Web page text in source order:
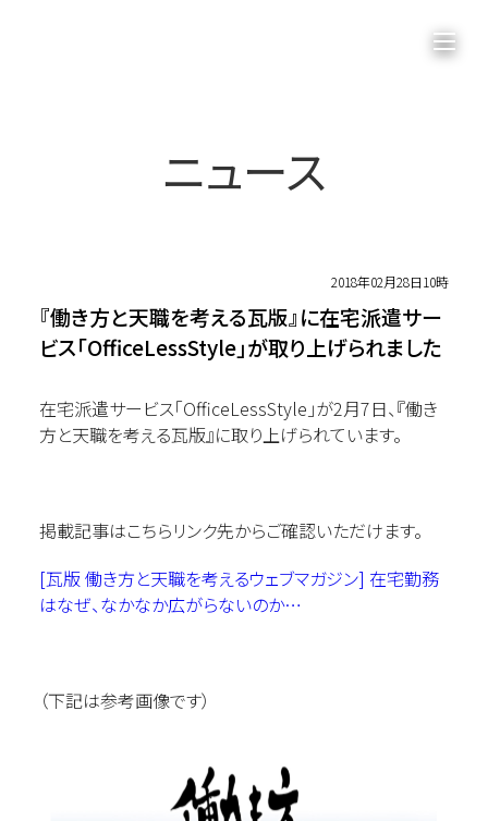
ニュース
2018年02月28日10時
『働き方と天職を考える瓦版』に在宅派遣サー
ビス「OfficeLessStyle」が取り上げられました
在宅派遣サービス「OfficeLessStyle」が2月7日、『働き
方と天職を考える瓦版』に取り上げられています。
掲載記事はこちらリンク先からご確認いただけます。
[瓦版 働き方と天職を考えるウェブマガジン] 在宅勤務
はなぜ、なかなか広がらないのか…
（下記は参考画像です）